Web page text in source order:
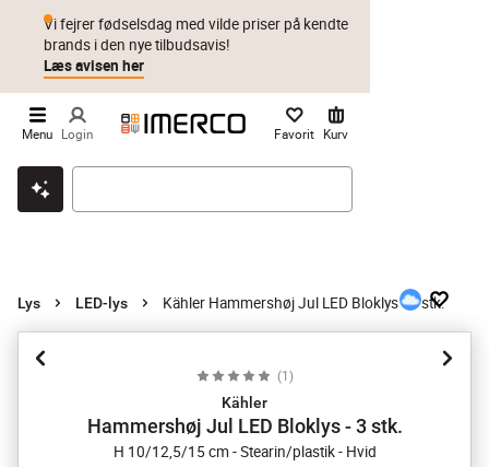
Klik & hent Byt i 1 år Prismatch
Vi fejrer fødselsdag med vilde priser på kendte
brands i den nye tilbudsavis!
Læs avisen her
Menu Login Favorit Kurv
Lys LED-lys Kähler Hammershøj Jul LED Bloklys - 3 stk.
(1 )
Kähler
Hammershøj Jul LED Bloklys - 3 stk.
H 10/12,5/15 cm - Stearin/plastik - Hvid